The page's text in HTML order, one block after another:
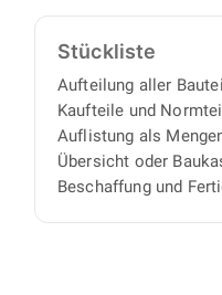
Stückliste
Aufteilung aller
Kaufteile und
Auflistung als
Übersicht oder
Beschaffung und